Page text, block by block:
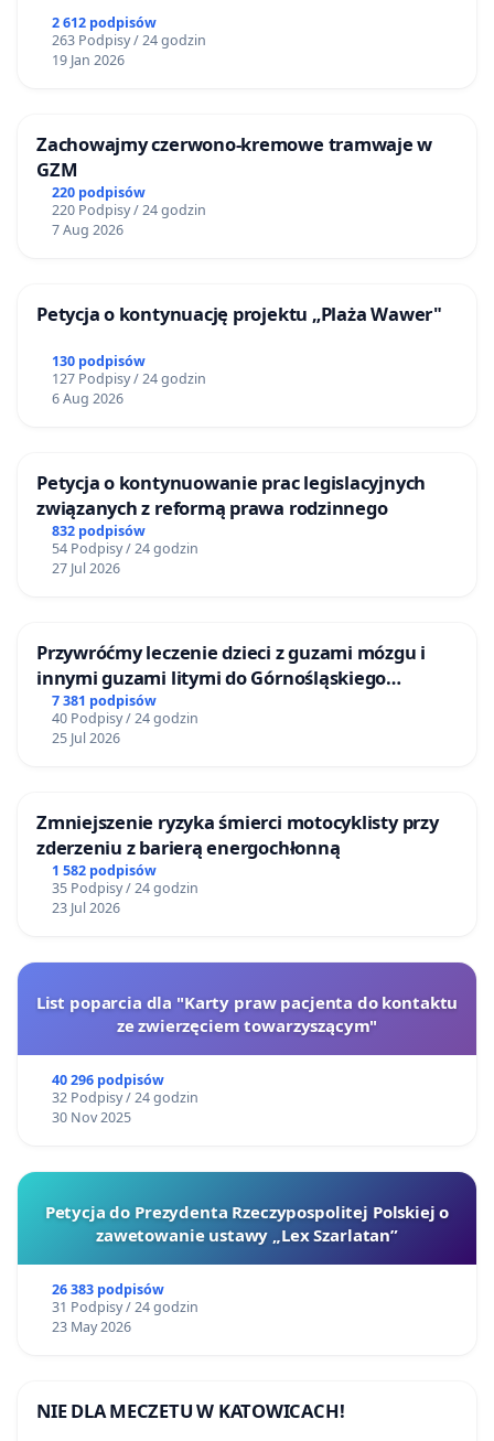
2 612 podpisów
263 Podpisy / 24 godzin
19 Jan 2026
Zachowajmy czerwono-kremowe tramwaje w
GZM
220 podpisów
220 Podpisy / 24 godzin
7 Aug 2026
Petycja o kontynuację projektu „Plaża Wawer"
130 podpisów
127 Podpisy / 24 godzin
6 Aug 2026
Petycja o kontynuowanie prac legislacyjnych
związanych z reformą prawa rodzinnego
832 podpisów
54 Podpisy / 24 godzin
27 Jul 2026
Przywróćmy leczenie dzieci z guzami mózgu i
innymi guzami litymi do Górnośląskiego
Centrum Zdrowia Dziecka w Katowicach
7 381 podpisów
40 Podpisy / 24 godzin
25 Jul 2026
Zmniejszenie ryzyka śmierci motocyklisty przy
zderzeniu z barierą energochłonną
1 582 podpisów
35 Podpisy / 24 godzin
23 Jul 2026
List poparcia dla "Karty praw pacjenta do kontaktu
ze zwierzęciem towarzyszącym"
40 296 podpisów
32 Podpisy / 24 godzin
30 Nov 2025
Petycja do Prezydenta Rzeczypospolitej Polskiej o
zawetowanie ustawy „Lex Szarlatan”
26 383 podpisów
31 Podpisy / 24 godzin
23 May 2026
NIE DLA MECZETU W KATOWICACH!